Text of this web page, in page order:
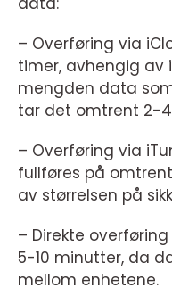
– Overføring via
timer, avhengig av
mengden data
tar det omtrent 2-
– Overføring via
fullføres på
av størrelsen på
– Direkte
5-10 minutter, da
mellom enhetene.